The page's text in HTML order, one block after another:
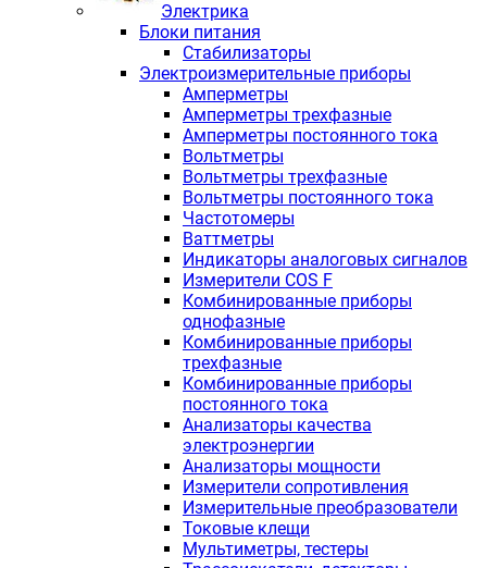
Электрика
Блоки питания
Стабилизаторы
Электроизмерительные приборы
Амперметры
Амперметры трехфазные
Амперметры постоянного тока
Вольтметры
Вольтметры трехфазные
Вольтметры постоянного тока
Частотомеры
Ваттметры
Индикаторы аналоговых сигналов
Измерители COS F
Комбинированные приборы
однофазные
Комбинированные приборы
трехфазные
Комбинированные приборы
постоянного тока
Анализаторы качества
электроэнергии
Анализаторы мощности
Измерители сопротивления
Измерительные преобразователи
Токовые клещи
Мультиметры, тестеры